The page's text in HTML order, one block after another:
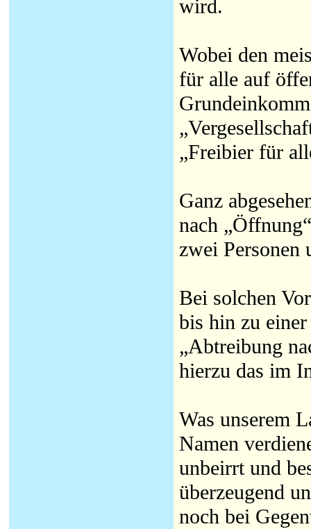
wird.
Wobei den
für alle auf
„Freibier für
Ganz
nach
zwei Personen
Bei solchen
bis hin zu
„Abtreibung
hierzu das im
Was unserem
Namen
unbeirrt und
überzeugend
noch bei